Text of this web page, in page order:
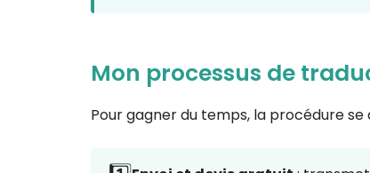
Mon processus de
Pour gagner du temps, la procédure